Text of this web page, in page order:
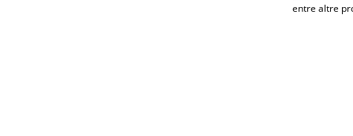
entre altre